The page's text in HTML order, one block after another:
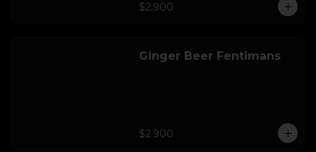
$2.900
Ginger Beer Fentimans
$2.900